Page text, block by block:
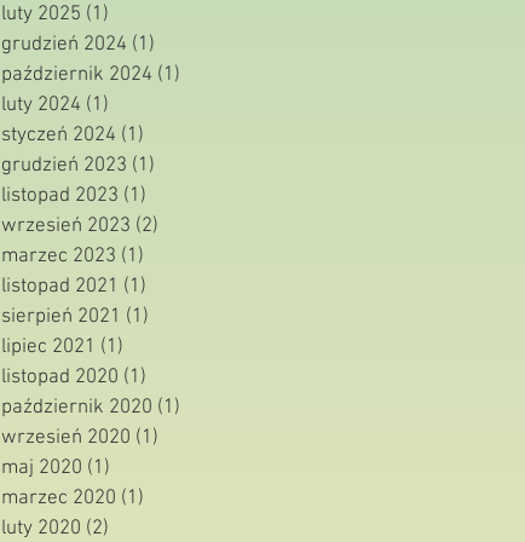
luty 2025 (1)
grudzień 2024 (1)
październik 2024 (1)
luty 2024 (1)
styczeń 2024 (1)
grudzień 2023 (1)
listopad 2023 (1)
wrzesień 2023 (2)
marzec 2023 (1)
listopad 2021 (1)
sierpień 2021 (1)
lipiec 2021 (1)
listopad 2020 (1)
październik 2020 (1)
wrzesień 2020 (1)
maj 2020 (1)
marzec 2020 (1)
luty 2020 (2)